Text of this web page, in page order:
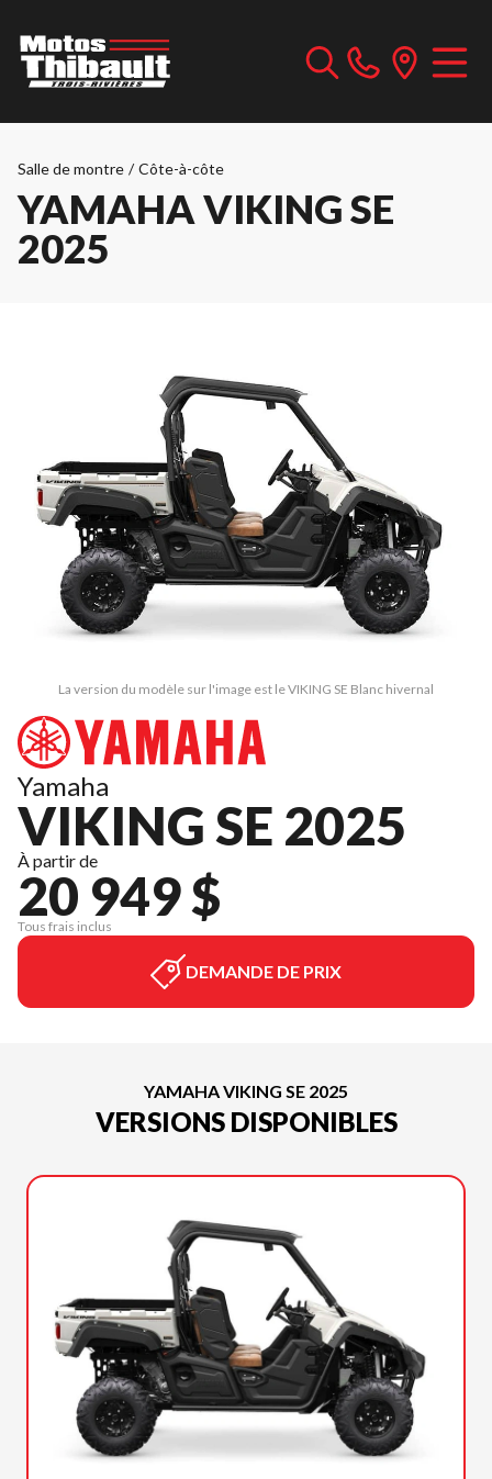
Salle de montre / Côte-à-côte
YAMAHA VIKING SE
2025
La version du modèle sur l'image est le VIKING SE Blanc hivernal
Yamaha
VIKING SE 2025
À partir de
20 949 $
Tous frais inclus
DEMANDE DE PRIX
YAMAHA VIKING SE 2025
VERSIONS DISPONIBLES